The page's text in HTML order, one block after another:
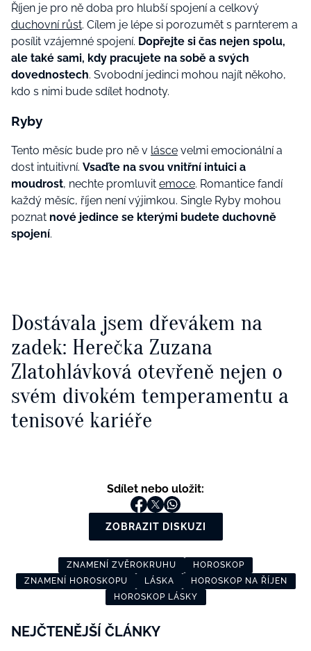
Říjen je pro ně doba pro hlubší spojení a celkový
duchovní růst. Cílem je lépe si porozumět s parnterem a
posílit vzájemné spojení. Dopřejte si čas nejen spolu,
ale také sami, kdy pracujete na sobě a svých
dovednostech. Svobodní jedinci mohou najít někoho,
kdo s nimi bude sdílet hodnoty.
Ryby
Tento měsíc bude pro ně v lásce velmi emocionální a
dost intuitivní. Vsaďte na svou vnitřní intuici a
moudrost, nechte promluvit emoce. Romantice fandí
každý měsíc, říjen není výjimkou. Single Ryby mohou
poznat nové jedince se kterými budete duchovně
spojení.
Dostávala jsem dřevákem na
zadek: Herečka Zuzana
Zlatohlávková otevřeně nejen o
svém divokém temperamentu a
tenisové kariéře
Sdílet nebo uložit:
ZOBRAZIT DISKUZI
ZNAMENÍ ZVĚROKRUHU
HOROSKOP
ZNAMENÍ HOROSKOPU
LÁSKA
HOROSKOP NA ŘÍJEN
HOROSKOP LÁSKY
NEJČTENĚJŠÍ ČLÁNKY